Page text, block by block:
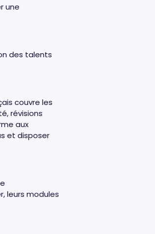
une
des talents
couvre les
révisions
aux
et disposer
leurs modules